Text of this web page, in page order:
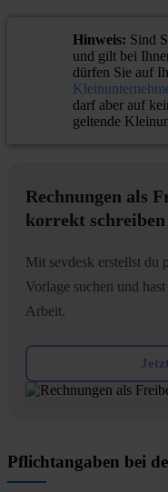
Hinweis: Sind
und gilt bei
dürfen Sie auf
darf aber auf
geltende
Rechnungen als
korrekt schreiben
Mit sevdesk erstellst du
Vorlage suchen und
Arbeit.
Pflichtangaben bei